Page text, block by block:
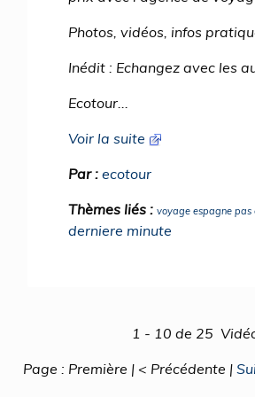
Photos, vidéos, infos
Inédit : Echangez avec les
Ecotour...
Voir la suite
Par : ecotour
Thèmes liés : voyage espagne pas
derniere minute
1 - 10 de 25
Page : Première | < Précédente |